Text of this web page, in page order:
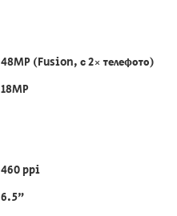
48MP (Fusion, с 2× телефото)
18MP
460 ppi
6.5"